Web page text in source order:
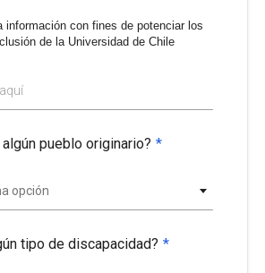
información con fines de potenciar los
de la Universidad de Chile
pueblo originario? *
opción
tipo de discapacidad? *